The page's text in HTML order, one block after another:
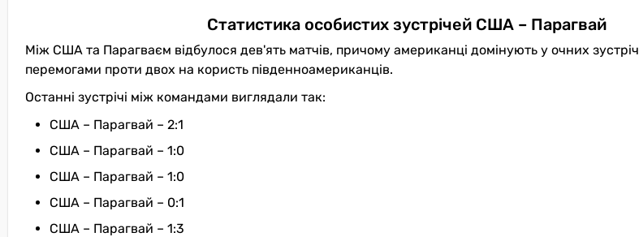
Статистика особистих зустрічей США – Парагвай
Між США та Парагваєм відбулося дев'ять матчів, причому американці домінують у очних
перемогами проти двох на користь південноамериканців.
Останні зустрічі між командами виглядали так:
США – Парагвай – 2:1
США – Парагвай – 1:0
США – Парагвай – 1:0
США – Парагвай – 0:1
США – Парагвай – 1:3